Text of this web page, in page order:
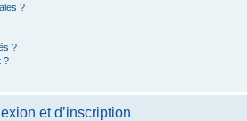
?
?
?
et d’inscription